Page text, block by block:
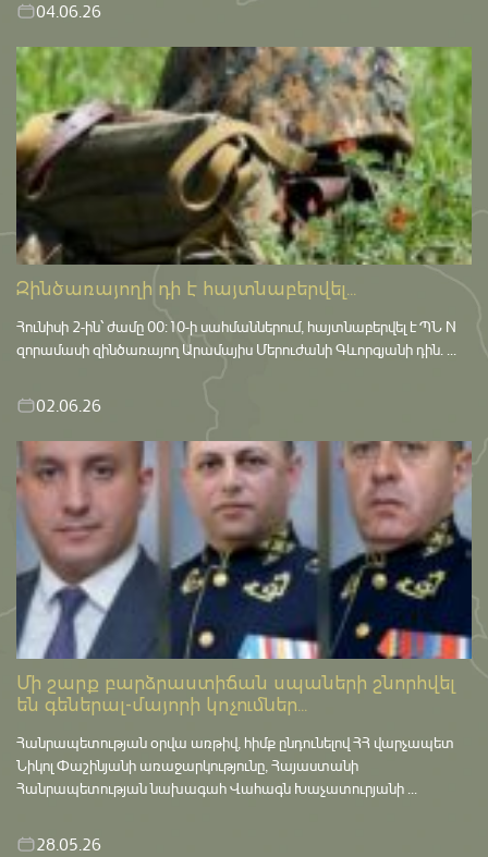
04.06.26
Զինծառայողի դի է հայտնաբերվել...
Հունիսի 2-ին՝ ժամը 00:10-ի սահմաններում, հայտնաբերվել է ՊՆ N
զորամասի զինծառայող Արամայիս Մերուժանի Գևորգյանի դին. ...
02.06.26
Մի շարք բարձրաստիճան սպաների շնորհվել
են գեներալ-մայորի կոչումներ...
Հանրապետության օրվա առթիվ, հիմք ընդունելով ՀՀ վարչապետ
Նիկոլ Փաշինյանի առաջարկությունը, Հայաստանի
Հանրապետության նախագահ Վահագն Խաչատուրյանի ...
28.05.26